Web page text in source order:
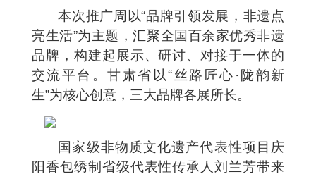
本次推广周以“品牌引领发展，非遗点
亮生活”为主题，汇聚全国百余家优秀非遗
品牌，构建起展示、研讨、对接于一体的
交流平台。甘肃省以“丝路匠心·陇韵新
生”为核心创意，三大品牌各展所长。
国家级非物质文化遗产代表性项目庆
阳香包绣制省级代表性传承人刘兰芳带来